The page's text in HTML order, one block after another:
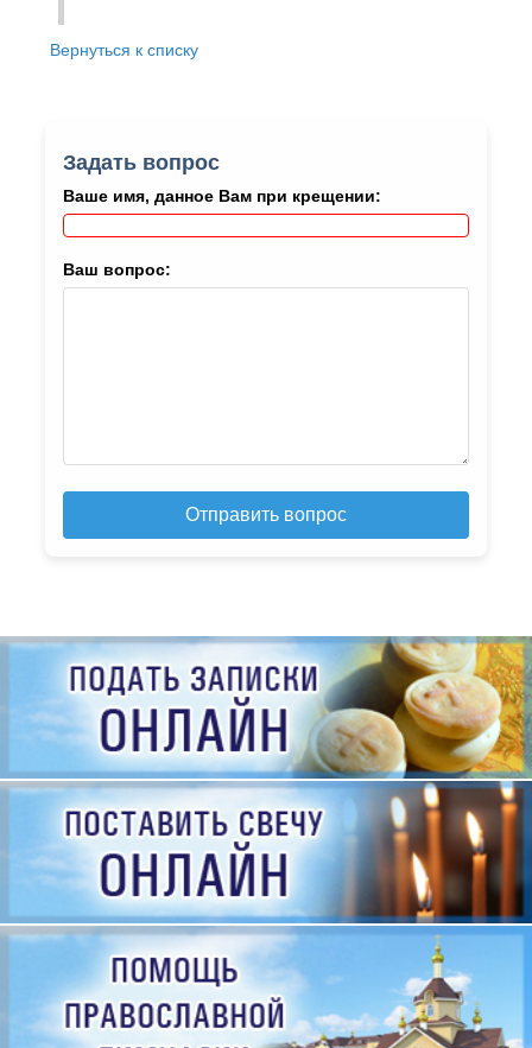
Вернуться к списку
Задать вопрос
Ваше имя, данное Вам при крещении:
Ваш вопрос:
Отправить вопрос